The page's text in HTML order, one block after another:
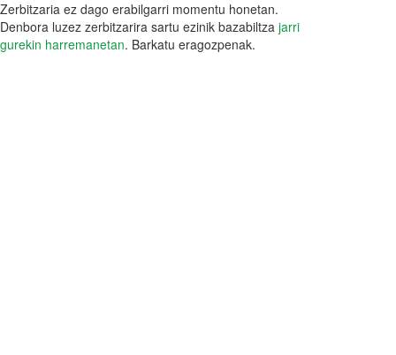
Zerbitzaria ez dago erabilgarri momentu honetan.
Denbora luzez zerbitzarira sartu ezinik bazabiltza jarri
gurekin harremanetan. Barkatu eragozpenak.